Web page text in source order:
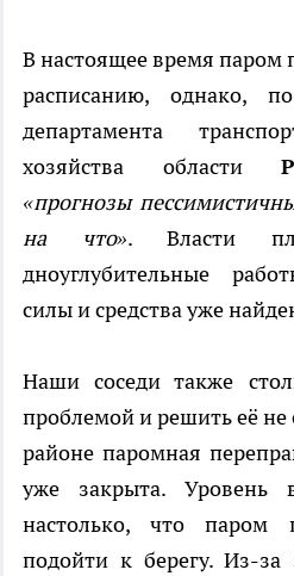
В настоящее время паром
расписанию, однако,
департамента
хозяйства области
«прогнозы
на что». Власти
дноуглубительные
силы и средства уже
Наши соседи также
проблемой и решить её
районе паромная
уже закрыта. Уровень
настолько, что паром
подойти к берегу. Из-за